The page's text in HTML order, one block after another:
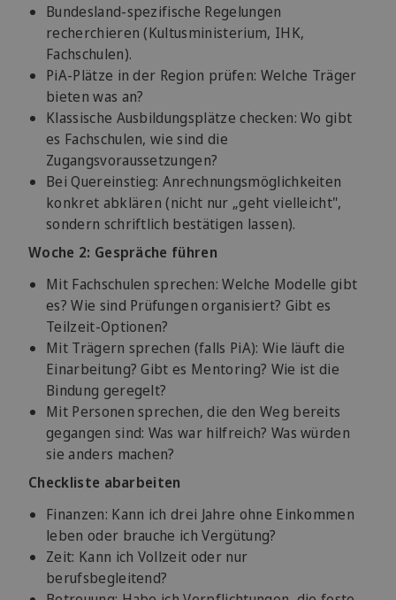
Bundesland-spezifische Regelungen
recherchieren (Kultusministerium, IHK,
Fachschulen).
PiA-Plätze in der Region prüfen: Welche Träger
bieten was an?
Klassische Ausbildungsplätze checken: Wo gibt
es Fachschulen, wie sind die
Zugangsvoraussetzungen?
Bei Quereinstieg: Anrechnungsmöglichkeiten
konkret abklären (nicht nur „geht vielleicht",
sondern schriftlich bestätigen lassen).
Woche 2: Gespräche führen
Mit Fachschulen sprechen: Welche Modelle gibt
es? Wie sind Prüfungen organisiert? Gibt es
Teilzeit-Optionen?
Mit Trägern sprechen (falls PiA): Wie läuft die
Einarbeitung? Gibt es Mentoring? Wie ist die
Bindung geregelt?
Mit Personen sprechen, die den Weg bereits
gegangen sind: Was war hilfreich? Was würden
sie anders machen?
Checkliste abarbeiten
Finanzen: Kann ich drei Jahre ohne Einkommen
leben oder brauche ich Vergütung?
Zeit: Kann ich Vollzeit oder nur
berufsbegleitend?